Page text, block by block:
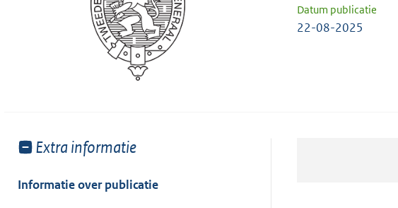
Datum publicatie
22-08-2025
Toon
van:
Extra informatie
Informatie over publicatie